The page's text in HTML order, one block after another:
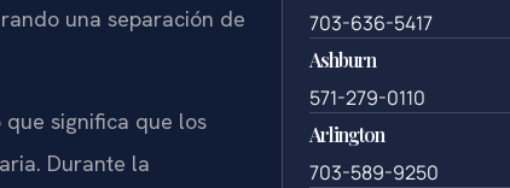
una separación de
que significa que los
Durante la
703-636-5417
Ashburn
571-279-0110
Arlington
703-589-9250